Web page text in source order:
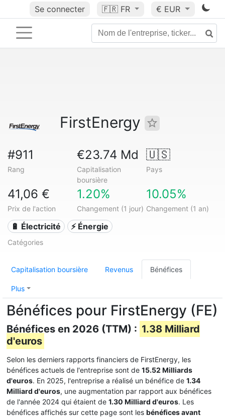
Se connecter 🇫🇷 FR € EUR
FirstEnergy
#911
Rang
€23.74 Md
Capitalisation
boursière
🇺🇸
Pays
41,06 €
Prix de l'action
1.20%
Changement (1 jour)
10.05%
Changement (1 an)
🔋 Électricité ⚡ Énergie
Catégories
Capitalisation boursière Revenus Bénéfices
Plus
Bénéfices pour FirstEnergy (FE)
Bénéfices en 2026 (TTM) : 1.38 Milliard
d'euros
Selon les derniers rapports financiers de FirstEnergy, les
bénéfices actuels de l'entreprise sont de 15.52 Milliards
d'euros. En 2025, l'entreprise a réalisé un bénéfice de 1.34
Milliard d'euros, une augmentation par rapport aux bénéfices
de l'année 2024 qui étaient de 1.30 Milliard d'euros. Les
bénéfices affichés sur cette page sont les bénéfices avant